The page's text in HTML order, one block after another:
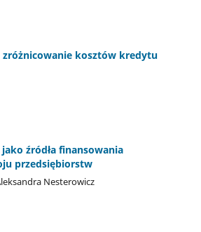
kosztów kredytu
źródła finansowania
przedsiębiorstw
Nesterowicz